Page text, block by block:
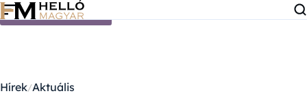
Ugrás a tartalomra
Hírek Aktuális